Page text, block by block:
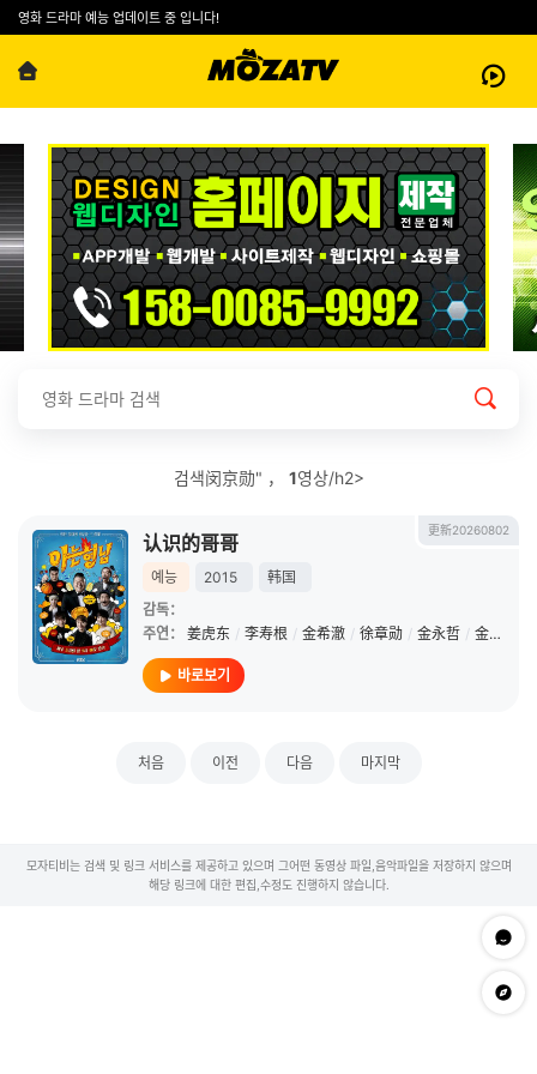
영화 드라마 예능 업데이트 중 입니다!
검색闵京勋" ， 1영상/h2>
更新20260802
认识的哥哥
예능 2015
韩国
감독：
주연：
姜虎东 / 李寿根 / 金希澈 / 徐章勋 / 金永哲 / 金世晃
바로보기
처음 이전 다음 마지막
모자티비는 검색 및 링크 서비스를 제공하고 있으며 그어떤 동영상 파일,음악파일을 저장하지 않으며
해당 링크에 대한 편집,수정도 진행하지 않습니다.
문의하
app